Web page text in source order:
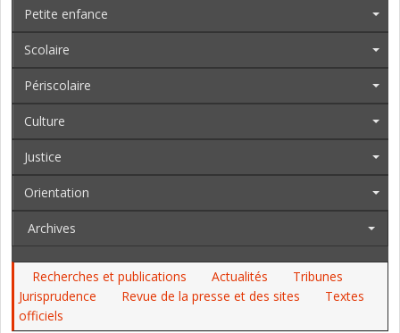
Petite enfance
Scolaire
Périscolaire
Culture
Justice
Orientation
Archives
Recherches et publications Actualités
Tribunes
Jurisprudence
Revue de la presse et des sites
Textes
officiels